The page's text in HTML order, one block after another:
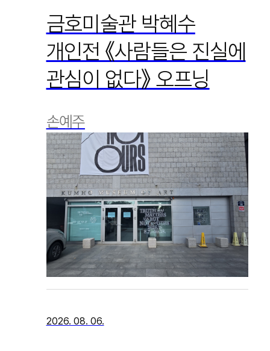
금호미술관 박혜수
개인전 《사람들은 진실에
관심이 없다》 오프닝
손예주
2026. 08. 06.